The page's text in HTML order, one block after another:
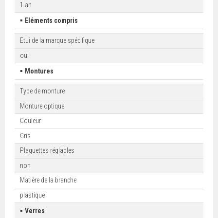
1 an
▪ Eléments compris
Etui de la marque spécifique
oui
▪ Montures
Type de monture
Monture optique
Couleur
Gris
Plaquettes réglables
non
Matière de la branche
plastique
▪Verres